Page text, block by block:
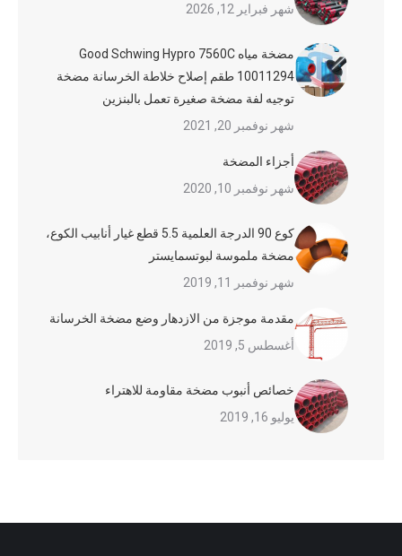
شهر فبراير 12, 2026
مضخة مياه Good Schwing Hypro 7560C
10011294 طقم إصلاح خلاطة الخرسانة مضخة
توجيه لفة مضخة صغيرة تعمل بالبنزين
شهر نوفمبر 20, 2021
أجزاء المضخة
شهر نوفمبر 10, 2020
كوع 90 الدرجة العلمية 5.5 قطع غيار أنابيب الكوع،
مضخة ملموسة لبوتسمايستر
شهر نوفمبر 11, 2019
مقدمة موجزة من الازدهار وضع مضخة الخرسانة
أغسطس 5, 2019
خصائص أنبوب مضخة مقاومة للاهتراء
يوليو 16, 2019